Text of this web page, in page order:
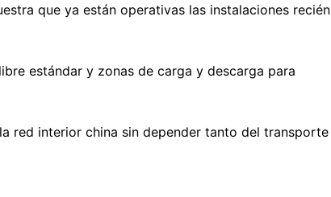
que ya están operativas las instalaciones recién
estándar y zonas de carga y descarga para
red interior china sin depender tanto del transporte